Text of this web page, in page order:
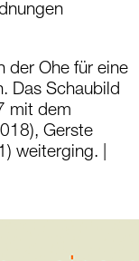
der Ohe für eine
Das Schaubild
mit dem
Gerste
weiterging. |